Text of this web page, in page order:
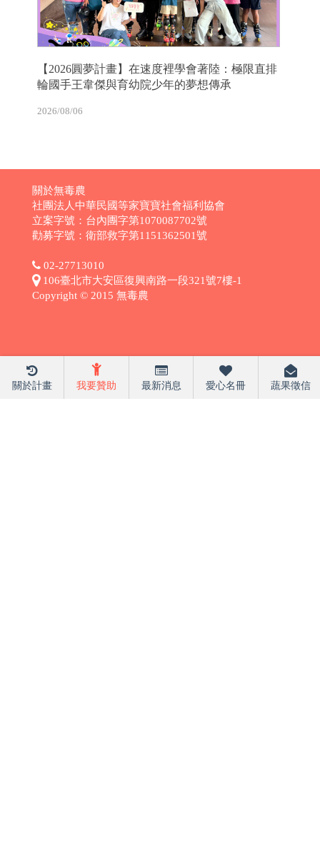
【2026圓夢計畫】在速度裡學會著陸：極限直排
輪國手王韋傑與育幼院少年的夢想傳承
2026/08/06
關於計畫 我要贊助 最新消息 愛心名冊 蔬果徵信
關於無毒農
社團法人中華民國等家寶寶社會福利協會
立案字號：台內團字第1070087702號
勸募字號：衛部救字第1151362501號
02-27713010
106臺北市大安區復興南路一段321號7樓-1
Copyright © 2015 無毒農